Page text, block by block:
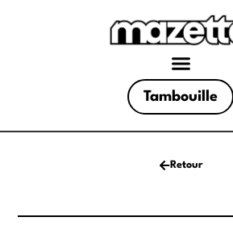
Tambouille
Retour